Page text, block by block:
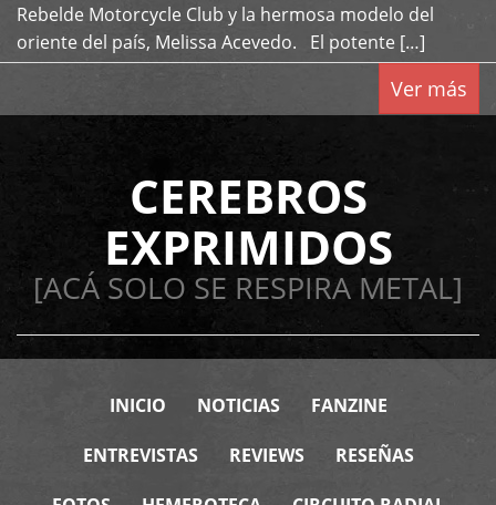
Rebelde Motorcycle Club y la hermosa modelo del
oriente del país, Melissa Acevedo. El potente […]
Ver más
CEREBROS
EXPRIMIDOS
[ACÁ SOLO SE RESPIRA METAL]
INICIO NOTICIAS FANZINE
ENTREVISTAS REVIEWS RESEÑAS